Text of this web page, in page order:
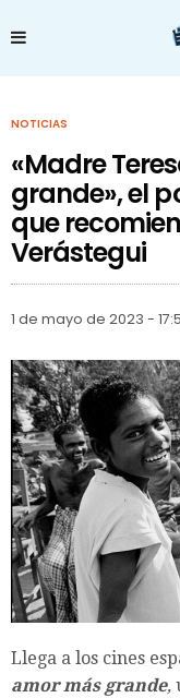
NOTICIAS
«Madre
grande», el
que
Verástegui
1 de mayo de 2023 -
Llega a los cines
amor más grande,